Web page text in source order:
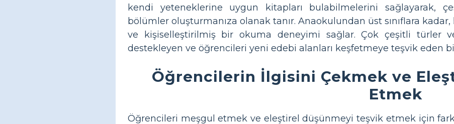
kendi yeteneklerine uygun kitapları bulabilmelerini sağlayarak,
bölümler oluşturmanıza olanak tanır. Anaokulundan üst sınıflara
ve kişiselleştirilmiş bir okuma deneyimi sağlar. Çok çeşitli türler
destekleyen ve öğrencileri yeni edebi alanları keşfetmeye teşvik eden bir
Öğrencilerin İlgisini Çekmek ve
Etmek
Öğrencileri meşgul etmek ve eleştirel düşünmeyi teşvik etmek için